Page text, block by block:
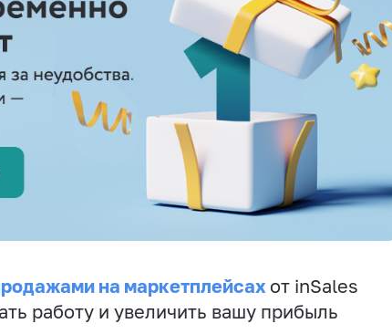
на маркетплейсах от inSales
работу и увеличить вашу прибыль